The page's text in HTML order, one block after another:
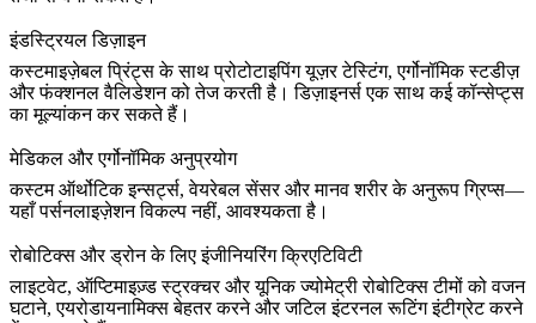
इंडस्ट्रियल डिज़ाइन
कस्टमाइज़ेबल प्रिंट्स के साथ प्रोटोटाइपिंग यूज़र टेस्टिंग, एर्गोनॉमिक स्टडीज़
और फंक्शनल वैलिडेशन को तेज करती है। डिज़ाइनर्स एक साथ कई कॉन्सेप्ट्स
का मूल्यांकन कर सकते हैं।
मेडिकल और एर्गोनॉमिक अनुप्रयोग
कस्टम ऑर्थोटिक इन्सर्ट्स, वेयरेबल सेंसर और मानव शरीर के अनुरूप ग्रिप्स—
यहाँ पर्सनलाइज़ेशन विकल्प नहीं, आवश्यकता है।
रोबोटिक्स और ड्रोन के लिए इंजीनियरिंग क्रिएटिविटी
लाइटवेट, ऑप्टिमाइज़्ड स्ट्रक्चर और यूनिक ज्योमेट्री रोबोटिक्स टीमों को वजन
घटाने, एयरोडायनामिक्स बेहतर करने और जटिल इंटरनल रूटिंग इंटीग्रेट करने